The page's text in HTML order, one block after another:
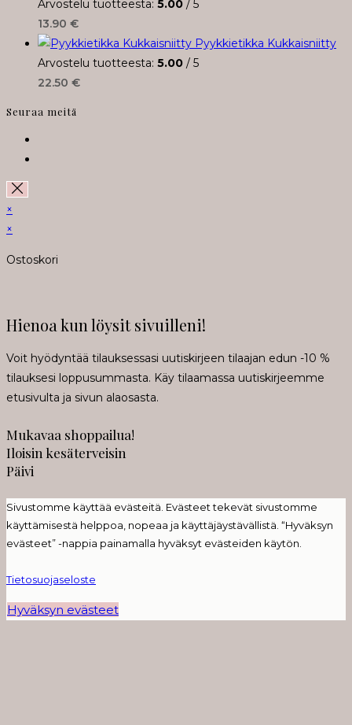
Arvostelu tuotteesta: 5.00 / 5
13.90 €
Pyykkietikka Kukkaisniitty
Arvostelu tuotteesta: 5.00 / 5
22.50 €
Seuraa meitä
×
×
Ostoskori
Hienoa kun löysit sivuilleni!
Voit hyödyntää tilauksessasi uutiskirjeen tilaajan edun -10 %
tilauksesi loppusummasta. Käy tilaamassa uutiskirjeemme
etusivulta ja sivun alaosasta.
Mukavaa shoppailua!
Iloisin kesäterveisin
Päivi
Sivustomme käyttää evästeitä. Evästeet tekevät sivustomme
käyttämisestä helppoa, nopeaa ja käyttäjäystävällistä. “Hyväksyn
evästeet” -nappia painamalla hyväksyt evästeiden käytön.
Tietosuojaseloste
Hyväksyn evästeet